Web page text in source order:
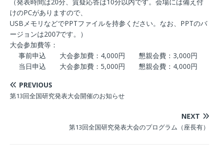
けのPCがありますので、
USBメモリなどでPPTファイルを持参ください。なお、PPTのバ
ージョンは2007です。）
大会参加費等：
事前申込 大会参加費：4,000円 懇親会費：3,000円
当日申込 大会参加費：5,000円 懇親会費：4,000円
PREVIOUS
第13回全国研究発表大会開催のお知らせ
NEXT
第13回全国研究発表大会のプログラム（座長有）